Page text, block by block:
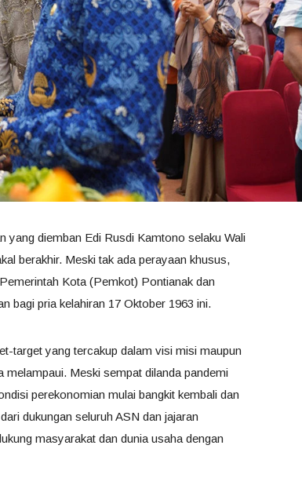
yang diemban Edi Rusdi Kamtono selaku Wali
berakhir. Meski tak ada perayaan khusus,
Kota (Pemkot) Pontianak dan
bagi pria kelahiran 17 Oktober 1963 ini.
target yang tercakup dalam visi misi maupun
melampaui. Meski sempat dilanda pandemi
perekonomian mulai bangkit kembali dan
dukungan seluruh ASN dan jajaran
masyarakat dan dunia usaha dengan